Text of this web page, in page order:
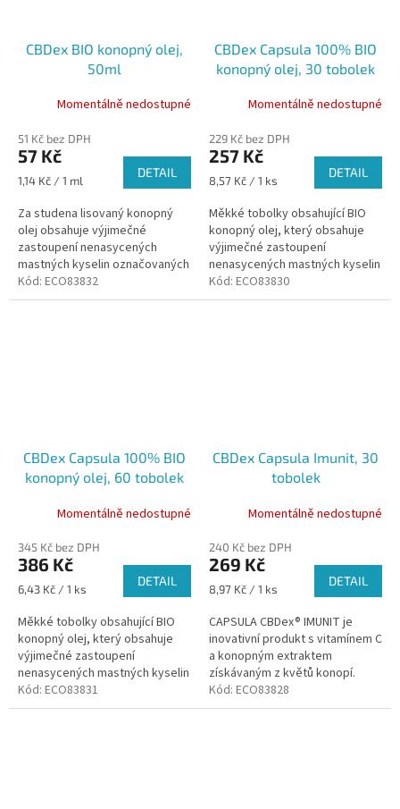
CBDex BIO konopný olej,
50ml
Momentálně nedostupné
51 Kč bez DPH
57 Kč
Měrná
1,14 Kč / 1 ml
DETAIL
Za studena lisovaný konopný
olej obsahuje výjimečné
zastoupení nenasycených
mastných kyselin označovaných
jako OMEGA 3 a OMEGA 6.
Kód: ECO83832
CBDex Capsula 100% BIO
konopný olej, 30 tobolek
Momentálně nedostupné
229 Kč bez DPH
257 Kč
Měrná
8,57 Kč / 1 ks
DETAIL
Měkké tobolky obsahující BIO
konopný olej, který obsahuje
výjimečné zastoupení
nenasycených mastných kyselin
označovaných jako OMEGA 3, 6
a 9.
Kód: ECO83830
CBDex Capsula 100% BIO
konopný olej, 60 tobolek
Momentálně nedostupné
345 Kč bez DPH
386 Kč
Měrná
6,43 Kč / 1 ks
DETAIL
Měkké tobolky obsahující BIO
konopný olej, který obsahuje
výjimečné zastoupení
nenasycených mastných kyselin
označovaných jako OMEGA 3, 6
a 9.
Kód: ECO83831
CBDex Capsula Imunit, 30
tobolek
Momentálně nedostupné
240 Kč bez DPH
269 Kč
Měrná
8,97 Kč / 1 ks
DETAIL
CAPSULA CBDex® IMUNIT je
inovativní produkt s vitamínem C
a konopným extraktem
získávaným z květů konopí.
Jedna tobolka pokrývá 100%
denní potřeby vitamínu C.
Kód: ECO83828